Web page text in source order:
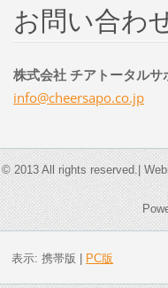
お問い合わ
株式会社 チアトータルサ
info@cheersapo.co.jp
© 2013 All rights reserved.|
表示: 携帯版 PC版